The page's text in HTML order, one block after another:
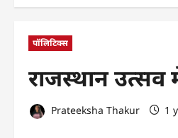
पॉलिटिक्स
राजस्थान उत्सव
Prateeksha Thakur 1